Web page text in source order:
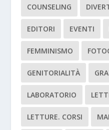
COUNSELING
EDITORI EVENTI
FEMMINISMO
GENITORIALITÀ
LABORATORIO
LETTURE. CORSI